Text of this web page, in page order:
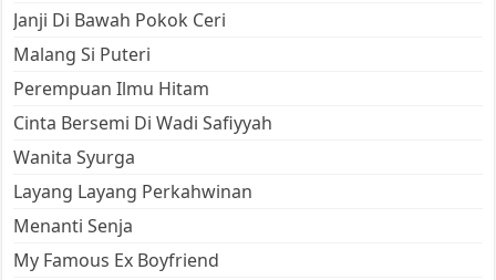
Janji Di Bawah Pokok Ceri
Malang Si Puteri
Perempuan Ilmu Hitam
Cinta Bersemi Di Wadi Safiyyah
Wanita Syurga
Layang Layang Perkahwinan
Menanti Senja
My Famous Ex Boyfriend